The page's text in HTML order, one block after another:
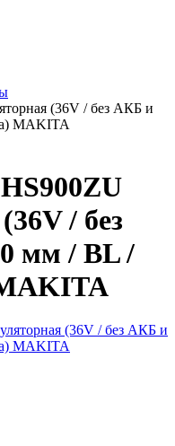
(36V / без АКБ и
MAKITA
/ без
мм / BL /